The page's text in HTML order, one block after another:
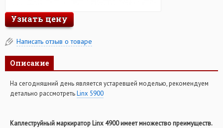
Узнать цену
Написать отзыв о товаре
Описание
На сегодняшний день является устаревшей моделью, рекомендуем
детально рассмотретьLinx 5900
Каплеструйный маркиратор Linx 4900 имеет множество преимуществ.